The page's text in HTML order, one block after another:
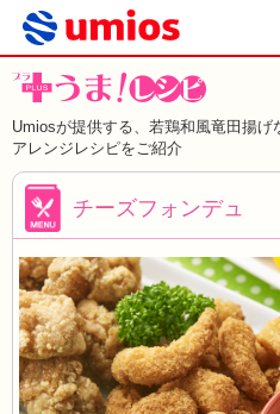
Umiosが提供する、若鶏和風竜田揚げ
アレンジレシピをご紹介
チーズフォンデュ